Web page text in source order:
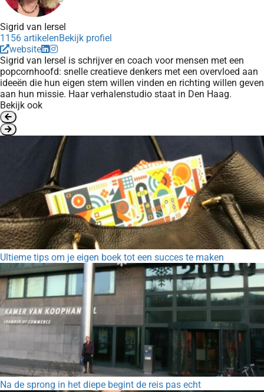
Sigrid van Iersel
1156 artikelenBekijk profiel
website
Sigrid van Iersel is schrijver en coach voor mensen met een
popcornhoofd: snelle creatieve denkers met een overvloed aan
ideeën die hun eigen stem willen vinden en richting willen geven
aan hun missie. Haar verhalenstudio staat in Den Haag.
Bekijk ook
Ultieme tips om je eigen boek tot een succes te maken
Na de sprong in het diepe begint de reis pas echt